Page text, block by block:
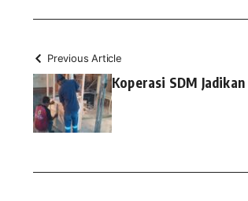
Previous Article
Koperasi SDM